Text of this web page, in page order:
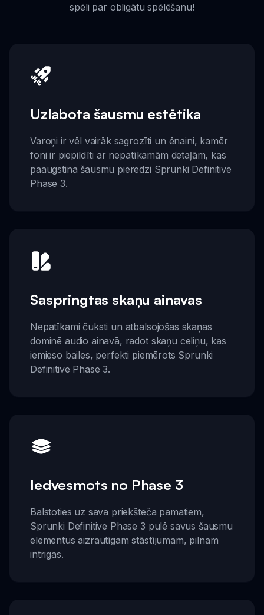
spēli par obligātu spēlēšanu!
Uzlabota šausmu estētika
Varoņi ir vēl vairāk sagrozīti un ēnaini, kamēr
foni ir piepildīti ar nepatīkamām detaļām, kas
paaugstina šausmu pieredzi Sprunki Definitive
Phase 3.
Saspringtas skaņu ainavas
Nepatīkami čuksti un atbalsojošas skaņas
dominē audio ainavā, radot skaņu celiņu, kas
iemieso bailes, perfekti piemērots Sprunki
Definitive Phase 3.
Iedvesmots no Phase 3
Balstoties uz sava priekšteča pamatiem,
Sprunki Definitive Phase 3 pulē savus šausmu
elementus aizrautīgam stāstījumam, pilnam
intrigas.